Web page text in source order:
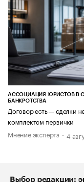
АССОЦИАЦИЯ ЮРИСТОВ В
БАНКРОТСТВА
Договор есть — сделки
комплектом первички
Мнение эксперта
4
Выбор редакции: